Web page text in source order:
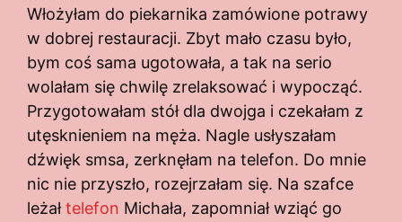
Włożyłam do piekarnika zamówione potrawy
w dobrej restauracji. Zbyt mało czasu było,
bym coś sama ugotowała, a tak na serio
wolałam się chwilę zrelaksować i wypocząć.
Przygotowałam stół dla dwojga i czekałam z
utęsknieniem na męża. Nagle usłyszałam
dźwięk smsa, zerknęłam na telefon. Do mnie
nic nie przyszło, rozejrzałam się. Na szafce
leżałtelefon Michała, zapomniał wziąć go